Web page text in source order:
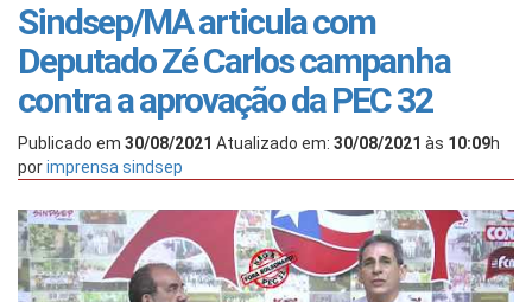
Sindsep/MA articula com
Deputado Zé Carlos campanha
contra a aprovação da PEC 32
Publicado em 30/08/2021 Atualizado em: 30/08/2021 às 10:09h
porimprensa sindsep